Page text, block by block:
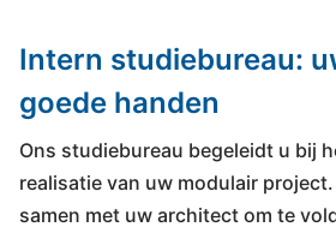
Intern studiebureau:
goede handen
Ons studiebureau begeleidt u bij
realisatie van uw modulair
samen met uw architect om te